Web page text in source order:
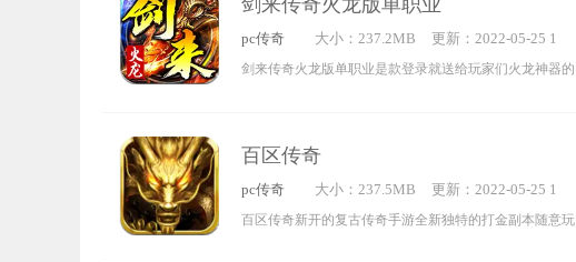
元宝奖励秒到账，喜欢的就来下载试玩吧。
剑来传奇火龙版单职业
pc传奇 大小：237.2MB
更新：2022-05-25 1
7:35:01
剑来传奇火龙版单职业是款登录就送给玩家们火龙神器的
欢的玩家快来下载试试吧。
百区传奇
pc传奇 大小：237.5MB
更新：2022-05-25 1
7:15:04
百区传奇新开的复古传奇手游全新独特的打金副本随意玩